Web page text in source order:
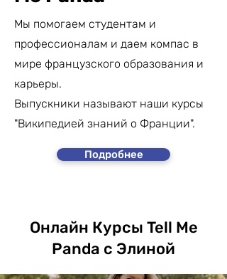
Мы помогаем студентам и
профессионалам и даем компас в
мире французского образования и
карьеры.
Выпускники называют наши курсы
"Википедией знаний о Франции".
Подробнее
Онлайн Курсы Tell Me
Panda с Элиной